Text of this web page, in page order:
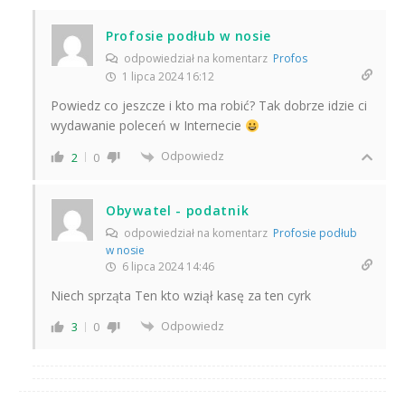
Profosie podłub w nosie
odpowiedział na komentarz Profos
1 lipca 2024 16:12
Powiedz co jeszcze i kto ma robić? Tak dobrze idzie ci
wydawanie poleceń w Internecie
2 0 Odpowiedz
Obywatel - podatnik
odpowiedział na komentarz Profosie podłub
w nosie
6 lipca 2024 14:46
Niech sprząta Ten kto wziął kasę za ten cyrk
3 0 Odpowiedz